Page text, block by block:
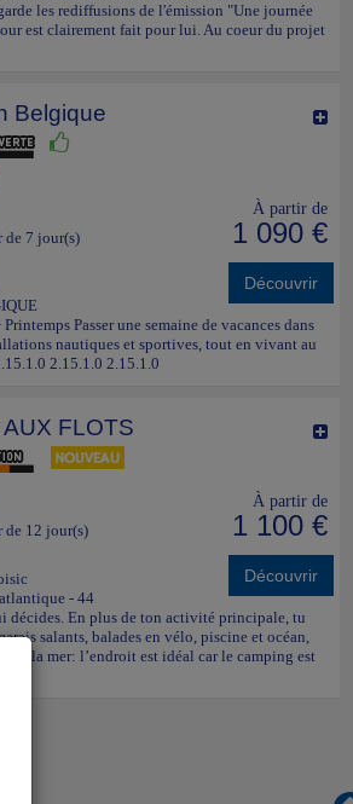
les rediffusions de l'émission "Une journée
est clairement fait pour lui. Au coeur du projet
Belgique
de 7 jour(s)
À partir de
1 090 €
Découvrir
Passer une semaine de vacances dans
nautiques et sportives, tout en vivant au
2.15.1.0 2.15.1.0
FLOTS
de 12 jour(s)
- 44
À partir de
1 100 €
Découvrir
décides. En plus de ton activité principale, tu
salants, balades en vélo, piscine et océan,
de la mer: l’endroit est idéal car le camping est